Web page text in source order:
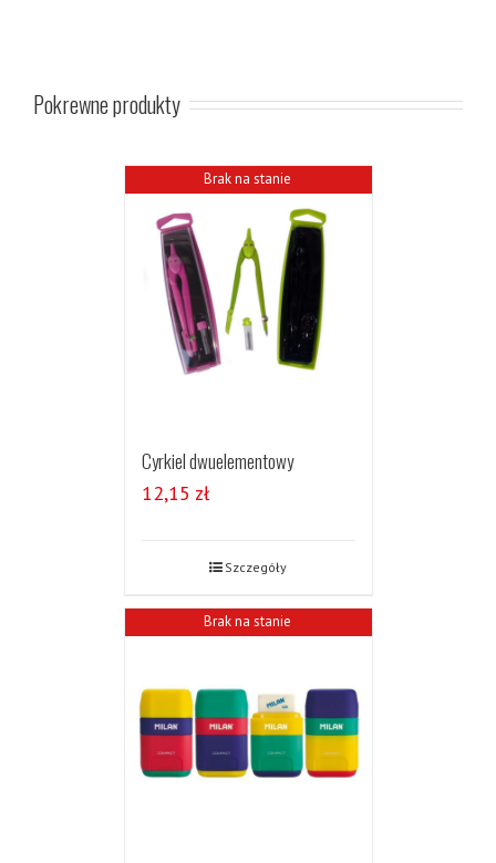
Pokrewne produkty
Brak na stanie
Cyrkiel dwuelementowy
12,15 zł
Szczegóły
Brak na stanie